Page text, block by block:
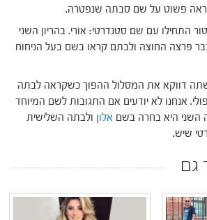
פשוט על שם סבתה שנפטרה.
התחילו עם שם סטנדרטי: אורי. בהריון השני
כבר פרצה החוצה ולבתם קראו בשם בעל הניחוח
דווקא את המסלול ההפוך כשקראה לבתה
אנחנו לא יודעים אם התגובות לשם המיוחד
השני היא בחרה בשם אלון ולבתה השלישית
שיש.
גם